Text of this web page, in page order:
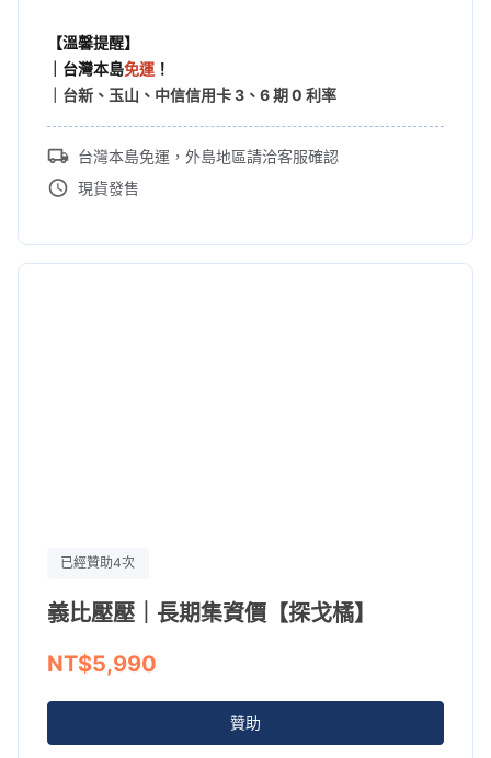
【溫馨提醒】
｜台灣本島免運！
｜台新、玉山、中信信用卡 3、6 期 0 利率
台灣本島免運，外島地區請洽客服確認
現貨發售
已經贊助4次
義比壓壓｜長期集資價【探戈橘】
NT$5,990
贊助